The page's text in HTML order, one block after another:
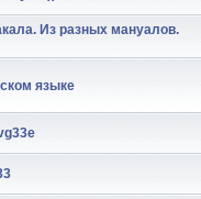
Из разных мануалов.
языке